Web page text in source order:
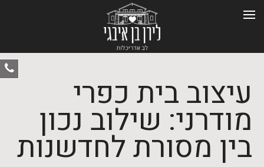
עיצוב בית כפרי
מודרני: שילוב נכון
בין מסורת לחדשנות